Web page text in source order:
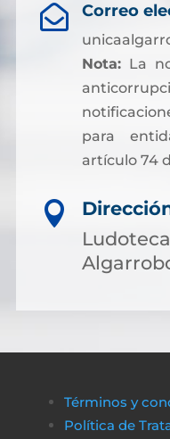
 Correo
Nota:La
para
artículo 74

Términos y
Política de